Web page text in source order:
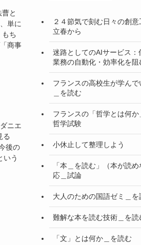
と
単に
もち
商事
ニエ
る
後の
いう
２４節気で刻む日々の創
立春から
迷路としてのAIサービス：
業務の自動化・効率化を阻
フランスの高校生が学ん
＿を読む
フランスの「哲学とは何
哲学試験
小休止して整理しよう
「本＿を読む」（本が読
応＿試論
大人のための国語ゼミ＿を
難解な本を読む技術＿を読
「文」とは何か＿を読む